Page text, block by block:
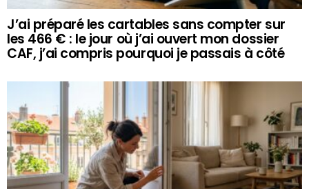
J’ai préparé les cartables sans compter sur
les 466 € : le jour où j’ai ouvert mon dossier
CAF, j’ai compris pourquoi je passais à côté